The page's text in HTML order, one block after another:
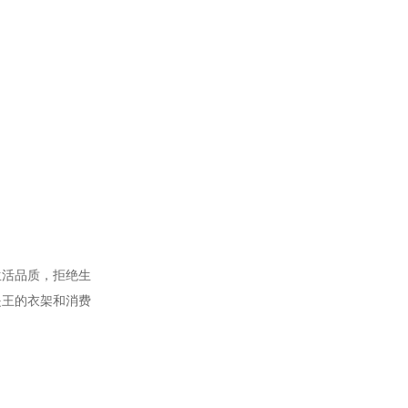
品质，拒绝生
的衣架和消费